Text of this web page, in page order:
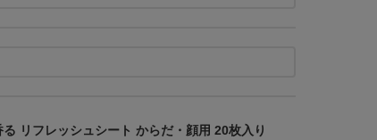
リフレッシュシート からだ・顔用 20枚入り